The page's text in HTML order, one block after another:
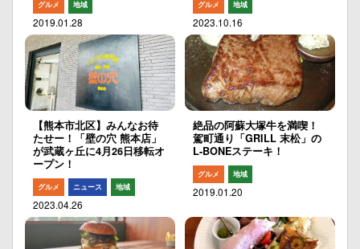
グルメ 地域
2019.01.28
グルメ 地域
2023.10.16
【熊本市北区】みんなお待
たせー！「壁の穴 熊本店」
が武蔵ヶ丘に4月26日移転オ
ープン！
グルメ ニュース 地域
2023.04.26
絶品の阿蘇大塚牛を満喫！
駕町通り「GRILL 末松」の
L-BONEステーキ！
グルメ 地域
2019.01.20